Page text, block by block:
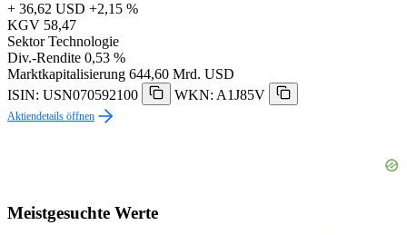
+ 36,62 USD +2,15 %
KGV 58,47
Sektor Technologie
Div.-Rendite 0,53 %
Marktkapitalisierung 644,60 Mrd. USD
ISIN: USN070592100
WKN: A1J85V
Aktiendetails öffnen
Meistgesuchte Werte